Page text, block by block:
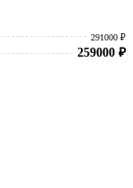
291000 ₽
259000 ₽